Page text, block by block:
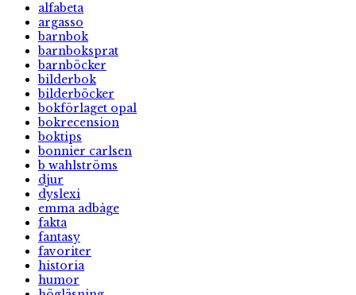
alfabeta
argasso
barnbok
barnboksprat
barnböcker
bilderbok
bilderböcker
bokförlaget opal
bokrecension
boktips
bonnier carlsen
b wahlströms
djur
dyslexi
emma adbåge
fakta
fantasy
favoriter
historia
humor